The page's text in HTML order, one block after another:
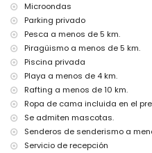
cine, teatro, paseo marítimo
kilómetros de la casa)
Lugares de interés y cultura en
museo (Histórico de Jávea,
Jávea), monumento (Pueblo de
(Histórico de Jávea, Jávea),
(a menos de 5 kilómetros del
ruinas (Molinos de Viento y
alojamiento)
castillo (Portal de la Vila y
alojamiento)
Microondas
Parking privado
Pesca a menos de 5 km.
Piragüismo a menos de 5 km.
Piscina privada
Playa a menos de 4 km.
Rafting a menos de 10 km.
Ropa de cama incluida en el
Se admiten mascotas.
Senderos de senderismo a
Servicio de recepción